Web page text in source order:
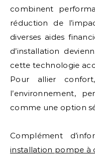
combinent
réduction de
diverses aides
d’installation
cette technologie
Pour allier
l’environnement,
comme une option
Complément
installation pompe à